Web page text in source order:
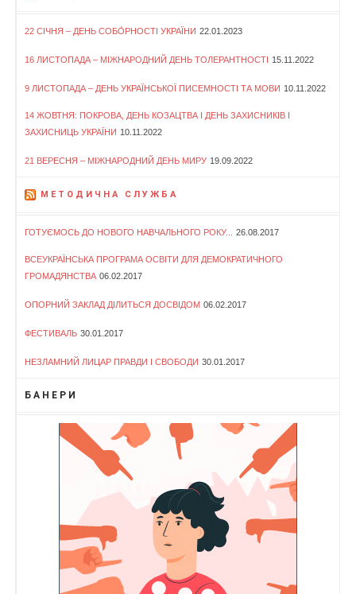
22 СІЧНЯ – ДЕНЬ СОБО́РНОСТІ УКРАЇНИ 22.01.2023
16 ЛИСТОПАДА – МІЖНАРОДНИЙ ДЕНЬ ТОЛЕРАНТНОСТІ 15.11.2022
9 ЛИСТОПАДА – ДЕНЬ УКРАЇНСЬКОЇ ПИСЕМНОСТІ ТА МОВИ 10.11.2022
14 ЖОВТНЯ: ПОКРОВА, ДЕНЬ КОЗАЦТВА І ДЕНЬ ЗАХИСНИКІВ І
ЗАХИСНИЦЬ УКРАЇНИ 10.11.2022
21 ВЕРЕСНЯ – МІЖНАРОДНИЙ ДЕНЬ МИРУ 19.09.2022
МЕТОДИЧНА СЛУЖБА
ГОТУЄМОСЬ ДО НОВОГО НАВЧАЛЬНОГО РОКУ... 26.08.2017
ВСЕУКРАЇНСЬКА ПРОГРАМА ОСВІТИ ДЛЯ ДЕМОКРАТИЧНОГО
ГРОМАДЯНСТВА 06.02.2017
ОПОРНИЙ ЗАКЛАД ДІЛИТЬСЯ ДОСВІДОМ 06.02.2017
ФЕСТИВАЛЬ 30.01.2017
НЕЗЛАМНИЙ ЛИЦАР ПРАВДИ І СВОБОДИ 30.01.2017
БАНЕРИ